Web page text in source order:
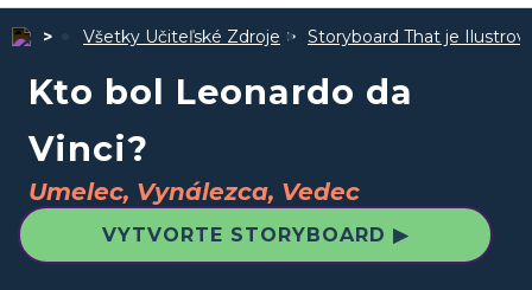
Všetky Učiteľské Zdroje Storyboard That je
Kto bol Leonardo da
Vinci?
Umelec, Vynálezca, Vedec
VYTVORTE STORYBOARD ▶